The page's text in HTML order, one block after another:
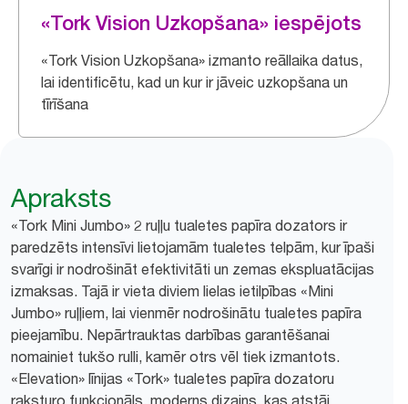
«Tork Vision Uzkopšana» iespējots
«Tork Vision Uzkopšana» izmanto reāllaika datus,
lai identificētu, kad un kur ir jāveic uzkopšana un
tīrīšana
Apraksts
«Tork Mini Jumbo» 2 ruļļu tualetes papīra dozators ir
paredzēts intensīvi lietojamām tualetes telpām, kur īpaši
svarīgi ir nodrošināt efektivitāti un zemas ekspluatācijas
izmaksas. Tajā ir vieta diviem lielas ietilpības «Mini
Jumbo» ruļļiem, lai vienmēr nodrošinātu tualetes papīra
pieejamību. Nepārtrauktas darbības garantēšanai
nomainiet tukšo rulli, kamēr otrs vēl tiek izmantots.
«Elevation» līnijas «Tork» tualetes papīra dozatoru
raksturo funkcionāls, moderns dizains, kas atstāj